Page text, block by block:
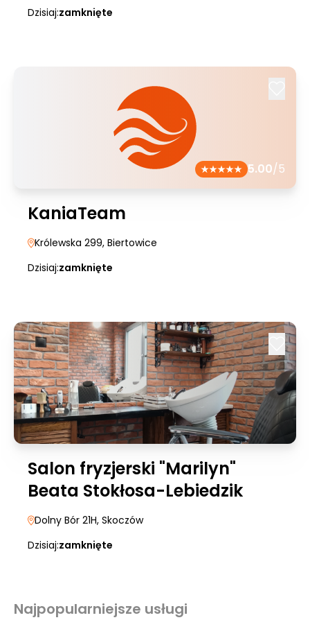
Dzisiaj:zamknięte
5.00/5
KaniaTeam
Królewska 299, Biertowice
Dzisiaj:zamknięte
Salon fryzjerski "Marilyn"
Beata Stokłosa-Lebiedzik
Dolny Bór 21H, Skoczów
Dzisiaj:zamknięte
Najpopularniejsze usługi